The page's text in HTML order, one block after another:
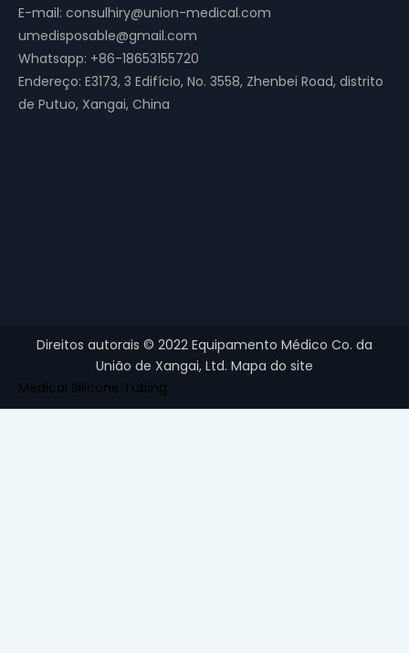
E-mail: consulhiry@union-medical.com
umedisposable@gmail.com
Whatsapp: +86-18653155720
Endereço: E3173, 3 Edifício, No. 3558, Zhenbei Road, distrito
de Putuo, Xangai, China
Direitos autorais © 2022 Equipamento Médico Co. da
União de Xangai, Ltd. Mapa do site
Medical Silicone Tubing